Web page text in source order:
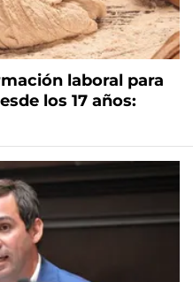
laboral para
los 17 años: